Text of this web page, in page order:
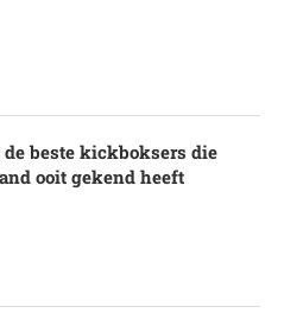
de beste kickboksers die
ooit gekend heeft